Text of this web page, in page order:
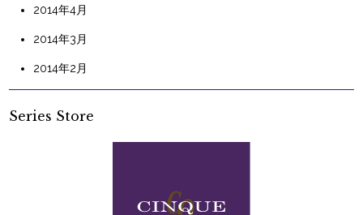
2014年4月
2014年3月
2014年2月
Series Store